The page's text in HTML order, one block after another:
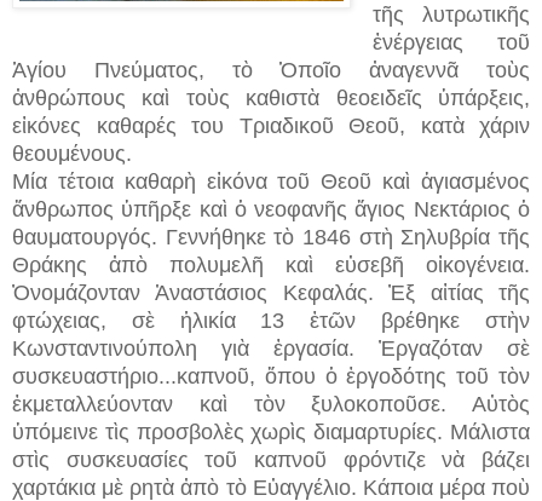
τῆς λυτρωτικῆς
ἐνέργειας τοῦ
Ἁγίου Πνεύματος, τὸ Ὁποῖο ἀναγεννᾶ τοὺς
ἀνθρώπους καὶ τοὺς καθιστὰ θεοειδεῖς ὑπάρξεις,
εἰκόνες καθαρές του Τριαδικοῦ Θεοῦ, κατὰ χάριν
θεουμένους.
Μία τέτοια καθαρὴ εἰκόνα τοῦ Θεοῦ καὶ ἁγιασμένος
ἄνθρωπος ὑπῆρξε καὶ ὁ νεοφανῆς ἅγιος Νεκτάριος ὁ
θαυματουργός. Γεννήθηκε τὸ 1846 στὴ Σηλυβρία τῆς
Θράκης ἀπὸ πολυμελῆ καὶ εὐσεβῆ οἰκογένεια.
Ὀνομάζονταν Ἀναστάσιος Κεφαλάς. Ἐξ αἰτίας τῆς
φτώχειας, σὲ ἡλικία 13 ἐτῶν βρέθηκε στὴν
Κωνσταντινούπολη γιὰ ἐργασία. Ἐργαζόταν σὲ
συσκευαστήριο...καπνοῦ, ὅπου ὁ ἐργοδότης τοῦ τὸν
ἐκμεταλλεύονταν καὶ τὸν ξυλοκοποῦσε. Αὐτὸς
ὑπόμεινε τὶς προσβολὲς χωρὶς διαμαρτυρίες. Μάλιστα
στὶς συσκευασίες τοῦ καπνοῦ φρόντιζε νὰ βάζει
χαρτάκια μὲ ρητὰ ἀπὸ τὸ Εὐαγγέλιο. Κάποια μέρα ποὺ